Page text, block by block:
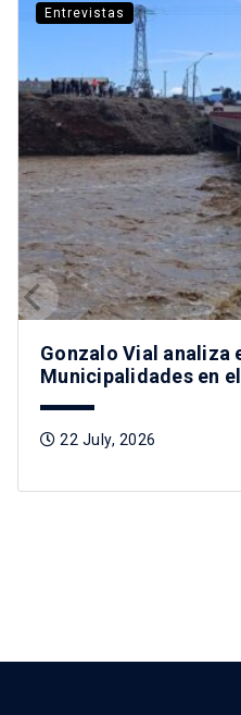
Entrevistas
Gonzalo Vial analiza
Municipalidades en
22 July, 2026